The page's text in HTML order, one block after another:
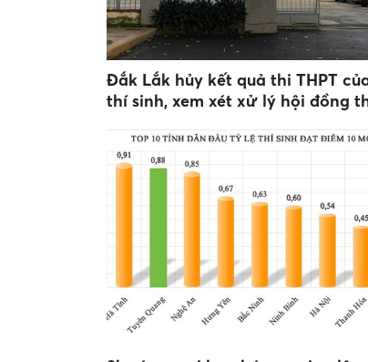
Đắk Lắk hủy kết quả thi THPT
thí sinh, xem xét xử lý hội đồng